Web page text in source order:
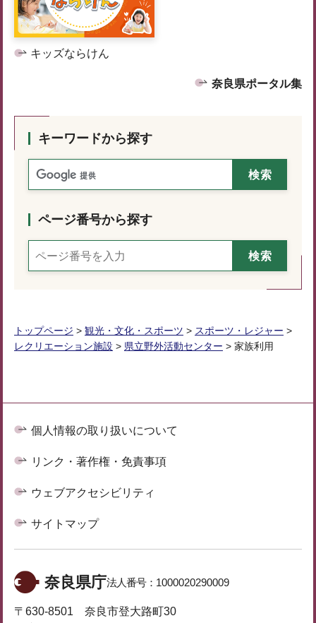
キッズならけん
奈良県ポータル集
キーワードから探す
ページ番号から探す
トップページ > 観光・文化・スポーツ > スポーツ・レジャー >
レクリエーション施設 > 県立野外活動センター > 家族利用
個人情報の取り扱いについて
リンク・著作権・免責事項
ウェブアクセシビリティ
サイトマップ
奈良県庁法人番号： 1000020290009
〒630-8501 奈良市登大路町30